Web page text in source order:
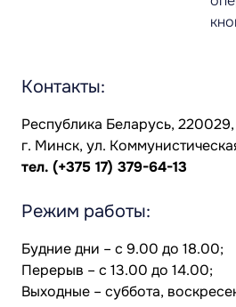
Контакты:
Республика Беларусь, 220029,
г. Минск, ул.
тел. (+375 17) 379-64-13
Режим работы:
Будние дни – с 9.00 до 18.00;
Перерыв – с 13.00 до 14.00;
Выходные – суббота,